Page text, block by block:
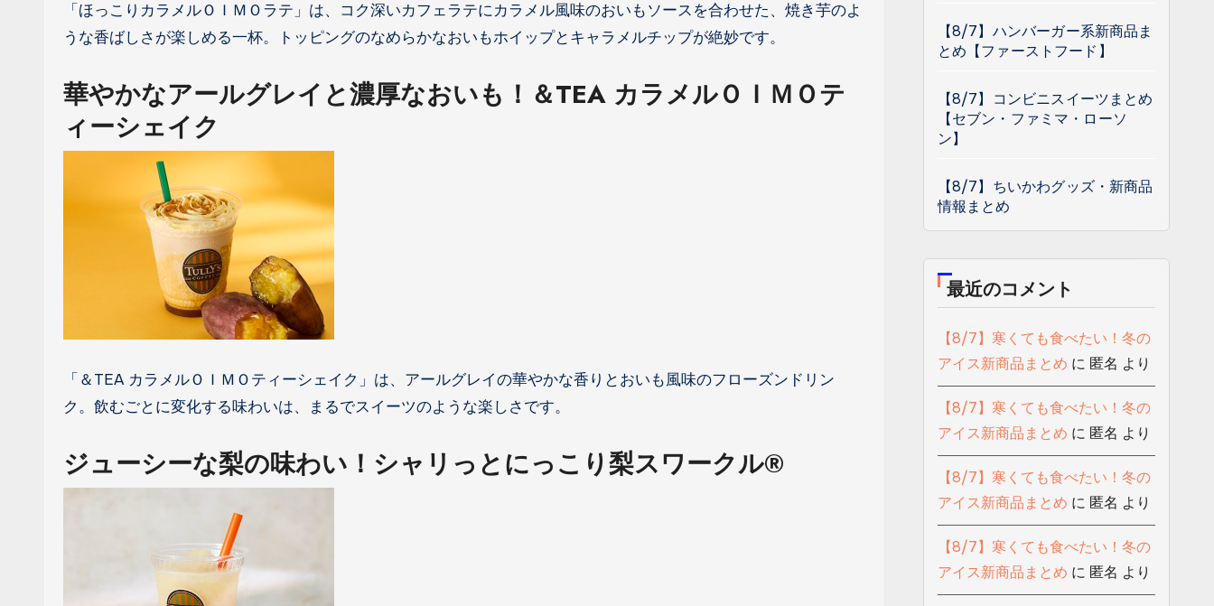
「ほっこりカラメルＯＩＭＯラテ」は、コク深いカフェラテにカラメル風味のおいもソースを合わせた、焼き芋のよ
うな香ばしさが楽しめる一杯。トッピングのなめらかなおいもホイップとキャラメルチップが絶妙です。
華やかなアールグレイと濃厚なおいも！＆TEA カラメルＯＩＭＯテ
ィーシェイク
「＆TEA カラメルＯＩＭＯティーシェイク」は、アールグレイの華やかな香りとおいも風味のフローズンドリン
ク。飲むごとに変化する味わいは、まるでスイーツのような楽しさです。
ジューシーな梨の味わい！シャリっとにっこり梨スワークル®
【8/7】ハンバーガー系新商品ま
とめ【ファーストフード】
【8/7】コンビニスイーツまとめ
【セブン・ファミマ・ローソ
ン】
【8/7】ちいかわグッズ・新商品
情報まとめ
最近のコメント
【8/7】寒くても食べたい！冬の
アイス新商品まとめ に 匿名 より
【8/7】寒くても食べたい！冬の
アイス新商品まとめ に 匿名 より
【8/7】寒くても食べたい！冬の
アイス新商品まとめ に 匿名 より
【8/7】寒くても食べたい！冬の
アイス新商品まとめ に 匿名 より